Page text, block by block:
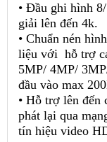
• Đầu ghi hình
giải lên đến 4k.
• Chuẩn nén
liệu với hỗ trợ
5MP/ 4MP/
đầu vào max
• Hỗ trợ lên đến
phát lại qua
tín hiệu video